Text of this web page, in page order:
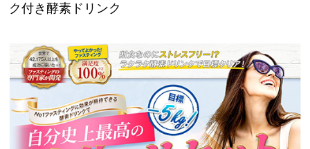
ク付き酵素ドリンク